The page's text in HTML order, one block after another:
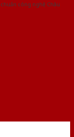
công nghệ Châu